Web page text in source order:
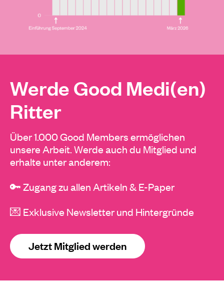
Werde Good Medi(en)
Ritter
Über 1.000 Good Members ermöglichen
unsere Arbeit. Werde auch du Mitglied und
erhalte unter anderem:
🔑 Zugang zu allen Artikeln & E-Paper
💌 Exklusive Newsletter und Hintergründe
Jetzt Mitglied werden